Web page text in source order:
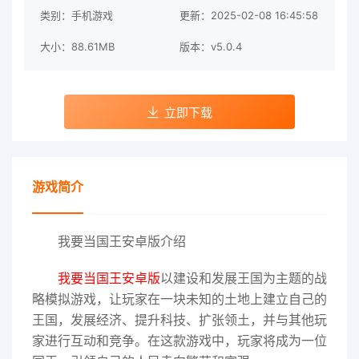
类别：手机游戏 更新：2025-02-08 16:45:58
大小：88.61MB 版本：v5.0.4
立即下载
游戏简介
我要当国王安卓版介绍
我要当国王安卓版以建设和发展王国为主题的战
略模拟游戏，让玩家在一块未知的土地上建立自己的
王国，发展经济、提升科技、扩张领土，并与其他玩
家进行互动和竞争。在这款游戏中，玩家将成为一位